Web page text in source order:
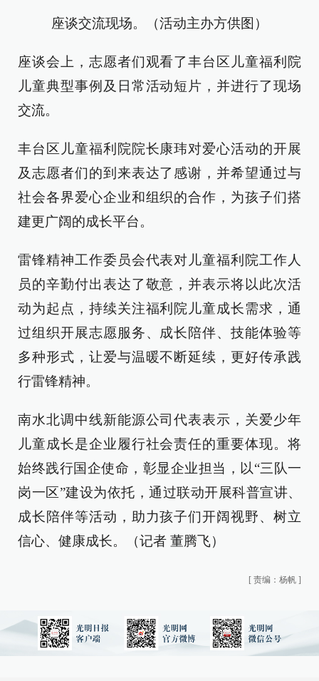
座谈交流现场。（活动主办方供图）
座谈会上，志愿者们观看了丰台区儿童福利院
儿童典型事例及日常活动短片，并进行了现场
交流。
丰台区儿童福利院院长康玮对爱心活动的开展
及志愿者们的到来表达了感谢，并希望通过与
社会各界爱心企业和组织的合作，为孩子们搭
建更广阔的成长平台。
雷锋精神工作委员会代表对儿童福利院工作人
员的辛勤付出表达了敬意，并表示将以此次活
动为起点，持续关注福利院儿童成长需求，通
过组织开展志愿服务、成长陪伴、技能体验等
多种形式，让爱与温暖不断延续，更好传承践
行雷锋精神。
南水北调中线新能源公司代表表示，关爱少年
儿童成长是企业履行社会责任的重要体现。将
始终践行国企使命，彰显企业担当，以“三队一
岗一区”建设为依托，通过联动开展科普宣讲、
成长陪伴等活动，助力孩子们开阔视野、树立
信心、健康成长。（记者 董腾飞）
[ 责编：杨帆 ]